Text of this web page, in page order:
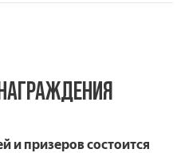
и призеров состоится